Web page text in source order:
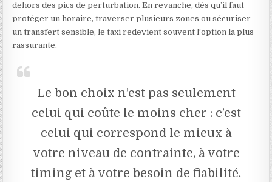
dehors des pics de perturbation. En revanche, dès qu’il faut
protéger un horaire, traverser plusieurs zones ou sécuriser
un transfert sensible, le taxi redevient souvent l’option la plus
rassurante.
Le bon choix n’est pas seulement
celui qui coûte le moins cher : c’est
celui qui correspond le mieux à
votre niveau de contrainte, à votre
timing et à votre besoin de fiabilité.